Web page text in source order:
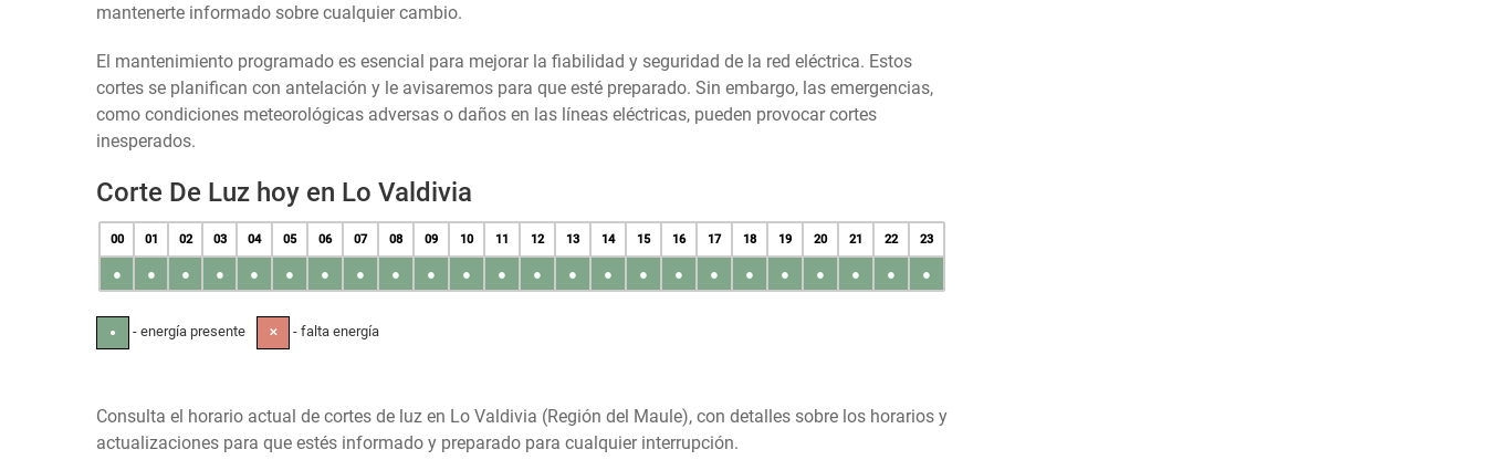
mantenerte informado sobre cualquier cambio.
El mantenimiento programado es esencial para mejorar la fiabilidad y seguridad de la red eléctrica. Estos
cortes se planifican con antelación y le avisaremos para que esté preparado. Sin embargo, las emergencias,
como condiciones meteorológicas adversas o daños en las líneas eléctricas, pueden provocar cortes
inesperados.
Corte De Luz hoy en Lo Valdivia
00 01 02 03 04 05 06 07 08 09 10 11 12 13 14 15 16 17 18 19 20 21 22 23
● ● ● ● ● ● ● ● ● ● ● ● ● ● ● ● ● ● ● ● ● ● ● ●
● - energía presente ✕ - falta energía
Consulta el horario actual de cortes de luz en Lo Valdivia (Región del Maule), con detalles sobre los horarios y
actualizaciones para que estés informado y preparado para cualquier interrupción.